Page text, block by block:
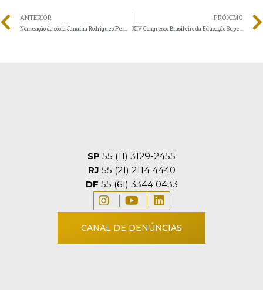
ANTERIOR PRÓXIMO
CANAL DE DENÚNCIAS
SP 55 (11) 3129-2455
RJ 55 (21) 2114 4440
DF 55 (61) 3344 0433